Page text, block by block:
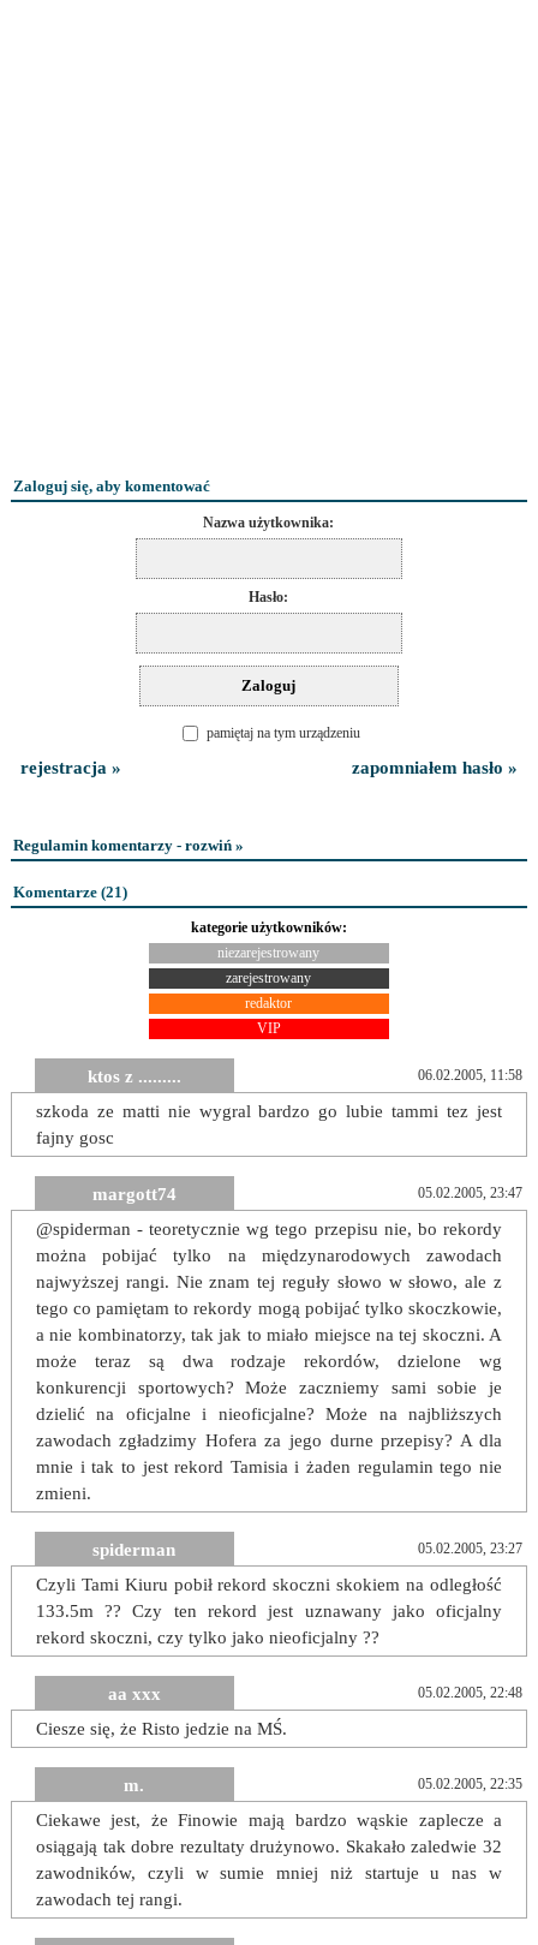
Zaloguj się, aby komentować
Nazwa użytkownika:
Hasło:
pamiętaj na tym urządzeniu
rejestracja » zapomniałem hasło »
Regulamin komentarzy - rozwiń »
Komentarze (21)
kategorie użytkowników:
niezarejestrowany
zarejestrowany
redaktor
VIP
ktos z ......... 06.02.2005, 11:58
szkoda ze matti nie wygral bardzo go lubie tammi tez jest
fajny gosc
margott74 05.02.2005, 23:47
@spiderman - teoretycznie wg tego przepisu nie, bo rekordy
można pobijać tylko na międzynarodowych zawodach
najwyższej rangi. Nie znam tej reguły słowo w słowo, ale z
tego co pamiętam to rekordy mogą pobijać tylko skoczkowie,
a nie kombinatorzy, tak jak to miało miejsce na tej skoczni. A
może teraz są dwa rodzaje rekordów, dzielone wg
konkurencji sportowych? Może zaczniemy sami sobie je
dzielić na oficjalne i nieoficjalne? Może na najbliższych
zawodach zgładzimy Hofera za jego durne przepisy? A dla
mnie i tak to jest rekord Tamisia i żaden regulamin tego nie
zmieni.
spiderman 05.02.2005, 23:27
Czyli Tami Kiuru pobił rekord skoczni skokiem na odległość
133.5m ?? Czy ten rekord jest uznawany jako oficjalny
rekord skoczni, czy tylko jako nieoficjalny ??
aa xxx 05.02.2005, 22:48
Ciesze się, że Risto jedzie na MŚ.
m. 05.02.2005, 22:35
Ciekawe jest, że Finowie mają bardzo wąskie zaplecze a
osiągają tak dobre rezultaty drużynowo. Skakało zaledwie 32
zawodników, czyli w sumie mniej niż startuje u nas w
zawodach tej rangi.